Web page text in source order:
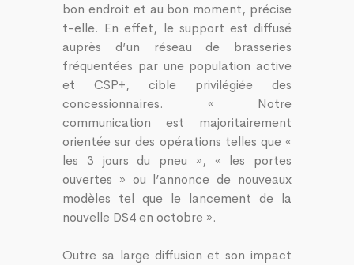
bon endroit et au bon moment, précise
t-elle. En effet, le support est diffusé
auprès d’un réseau de brasseries
fréquentées par une population active
et CSP+, cible privilégiée des
concessionnaires. « Notre
communication est majoritairement
orientée sur des opérations telles que «
les 3 jours du pneu », « les portes
ouvertes » ou l’annonce de nouveaux
modèles tel que le lancement de la
nouvelle DS4 en octobre ».
Outre sa large diffusion et son impact